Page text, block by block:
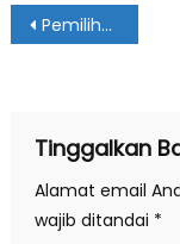
Navigasi
Pemilihan Ketua IPM Online | PILKAIPM | SMA Muhammadiyah 1 Ponorogo
Tinggalkan
Alamat email
wajib ditandai *